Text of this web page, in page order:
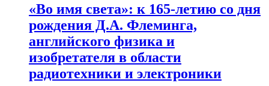
«Во имя света»: к 165-летию со дня
рождения Д.А. Флеминга,
английского физика и
изобретателя в области
радиотехники и электроники